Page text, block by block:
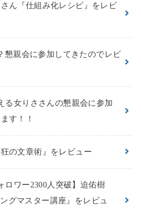
さん『仕組み化レシピ』をレビ
懇親会に参加してきたのでレビ
る女りささんの懇親会に参加
す！！
の文章術』をレビュー
ロワー2300人突破】迫佑樹
グマスター講座』をレビュ